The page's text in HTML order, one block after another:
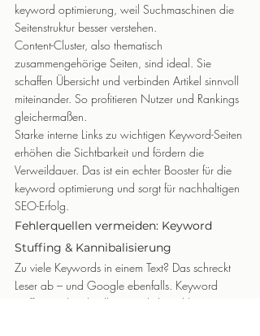
keyword optimierung, weil Suchmaschinen die
Seitenstruktur besser verstehen.
Content-Cluster, also thematisch
zusammengehörige Seiten, sind ideal. Sie
schaffen Übersicht und verbinden Artikel sinnvoll
miteinander. So profitieren Nutzer und Rankings
gleichermaßen.
Starke interne Links zu wichtigen Keyword-Seiten
erhöhen die Sichtbarkeit und fördern die
Verweildauer. Das ist ein echter Booster für die
keyword optimierung und sorgt für nachhaltigen
SEO-Erfolg.
Fehlerquellen vermeiden: Keyword
Stuffing & Kannibalisierung
Zu viele Keywords in einem Text? Das schreckt
Leser ab – und Google ebenfalls. Keyword
Stuffing wirkt schnell unnatürlich und kann sogar